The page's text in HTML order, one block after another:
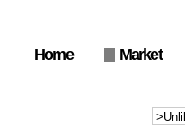
Home Market